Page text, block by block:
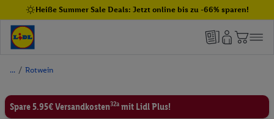
Heiße Summer Sale Deals: Jetzt online bis zu -66% sparen!
/ Rotwein
Spare 5.95€ Versandkosten32a mit Lidl Plus!